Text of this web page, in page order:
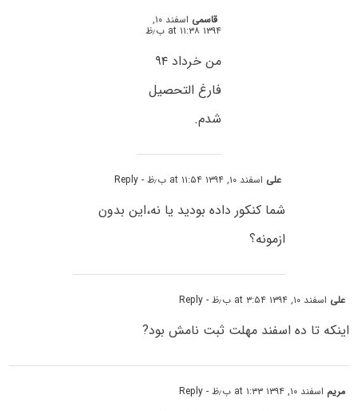
قاسمی اسفند ۱۰,
۱۳۹۴ at ۱۱:۳۸ ب٫ظ
من خرداد ۹۴
فارغ التحصیل
شدم.
علی اسفند ۱۰, ۱۳۹۴ at ۱۱:۵۴ ب٫ظ - Reply
شما کنکور داده بودید یا نه،این بدون
ازمونه؟
علی اسفند ۱۰, ۱۳۹۴ at ۳:۵۴ ب٫ظ - Reply
اینکه تا ده اسفند مهلت ثبت نامش بود?
مریم اسفند ۱۰, ۱۳۹۴ at ۱:۳۳ ب٫ظ - Reply